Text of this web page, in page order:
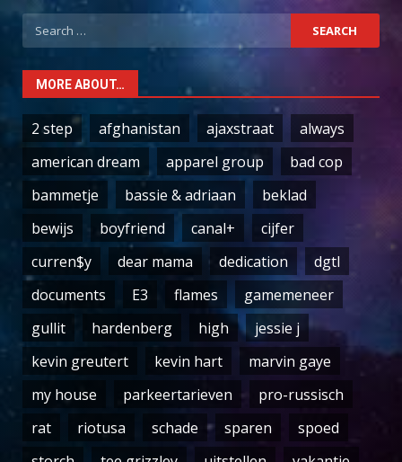
Search
for:
MORE ABOUT…
2 step afghanistan ajaxstraat
always
american dream
apparel group
bad cop
bammetje
bassie & adriaan
beklad
bewijs
boyfriend canal+
cijfer
curren$y
dear mama dedication
dgtl
documents
E3 flames
gamemeneer
gullit
hardenberg high
jessie j
kevin greutert
kevin hart
marvin gaye
my house
parkeertarieven
pro-russisch
rat
riotusa schade sparen
spoed